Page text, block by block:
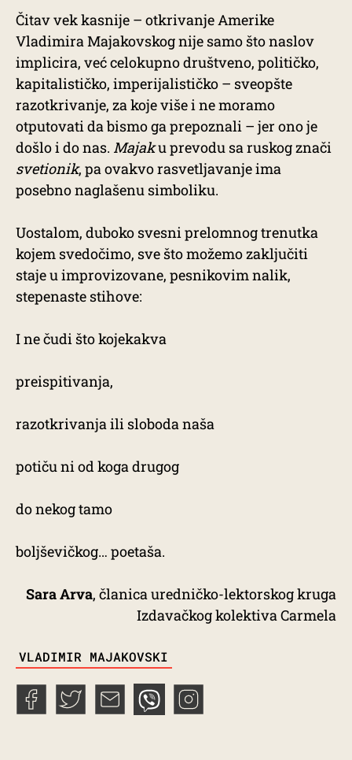
Čitav vek kasnije – otkrivanje Amerike
Vladimira Majakovskog nije samo što naslov
implicira, već celokupno društveno, političko,
kapitalističko, imperijalističko – sveopšte
razotkrivanje, za koje više i ne moramo
otputovati da bismo ga prepoznali – jer ono je
došlo i do nas. Majaku prevodu sa ruskog znači
svetionik, pa ovakvo rasvetljavanje ima
posebno naglašenu simboliku.
Uostalom, duboko svesni prelomnog trenutka
kojem svedočimo, sve što možemo zaključiti
staje u improvizovane, pesnikovim nalik,
stepenaste stihove:
I ne čudi što kojekakva
preispitivanja,
razotkrivanja ili sloboda naša
potiču ni od koga drugog
do nekog tamo
boljševičkog… poetaša.
Sara Arva, članica uredničko-lektorskog kruga
Izdavačkog kolektiva Carmela
VLADIMIR MAJAKOVSKI